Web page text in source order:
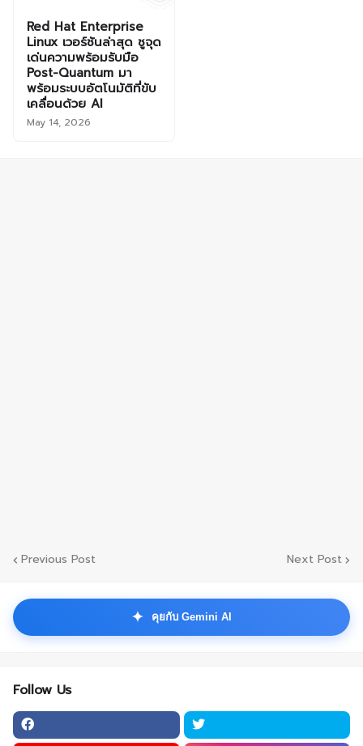
Red Hat Enterprise
Linux เวอร์ชันล่าสุด ชูจุด
เด่นความพร้อมรับมือ
Post-Quantum มา
พร้อมระบบอัตโนมัติที่ขับ
เคลื่อนด้วย AI
May 14, 2026
Previous Post Next Post
✦ คุยกับ Gemini AI
Follow Us